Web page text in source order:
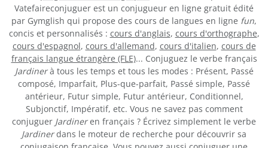
Vatefaireconjuguer est un conjugueur en ligne gratuit édité
par Gymglish qui propose des cours de langues en ligne fun,
concis et personnalisés : cours d'anglais, cours d'orthographe,
cours d'espagnol, cours d'allemand, cours d'italien, cours de
français langue étrangère (FLE)... Conjuguez le verbe français
Jardinerà tous les temps et tous les modes : Présent, Passé
composé, Imparfait, Plus-que-parfait, Passé simple, Passé
antérieur, Futur simple, Futur antérieur, Conditionnel,
Subjonctif, Impératif, etc. Vous ne savez pas comment
conjuguer Jardineren français ? Écrivez simplement le verbe
Jardinerdans le moteur de recherche pour découvrir sa